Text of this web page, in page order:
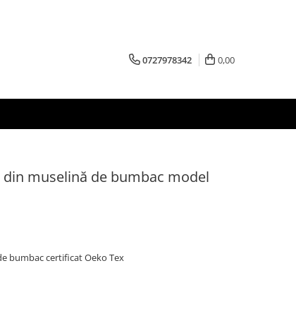
0727978342 0,00
muselină de bumbac model
bumbac certificat Oeko Tex